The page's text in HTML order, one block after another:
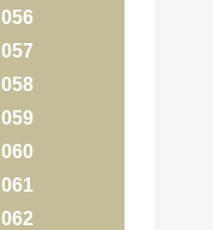
056
057
058
059
060
061
062